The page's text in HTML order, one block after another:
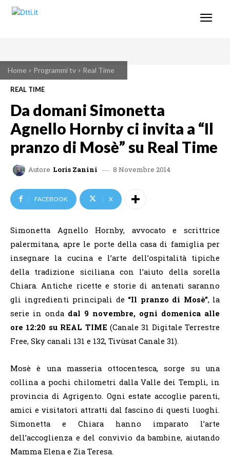
Home Programmi tv Real Time
REAL TIME
Da domani Simonetta
Agnello Hornby ci invita a “Il
pranzo di Mosè” su Real Time
Autore Loris Zanini 8 Novembre 2014
FACEBOOK X
Simonetta Agnello Hornby, avvocato e scrittrice
palermitana, apre le porte della casa di famiglia per
insegnare la cucina e l’arte dell’ospitalità tipiche
della tradizione siciliana con l’aiuto della sorella
Chiara. Antiche ricette e storie di antenati saranno
gli ingredienti principali de “Il pranzo di Mosè”, la
serie in onda dal 9 novembre, ogni domenica alle
ore 12:20 su REAL TIME (Canale 31 Digitale Terrestre
Free, Sky canali 131 e 132, Tivùsat Canale 31).
Mosè è una masseria ottocentesca, sorge su una
collina a pochi chilometri dalla Valle dei Templi, in
provincia di Agrigento. Ogni estate accoglie parenti,
amici e visitatori attratti dal fascino di questi luoghi.
Simonetta
e
Chiara hanno imparato l’arte
dell’accoglienza e del convivio da bambine, aiutando
Mamma Elena e Zia Teresa.